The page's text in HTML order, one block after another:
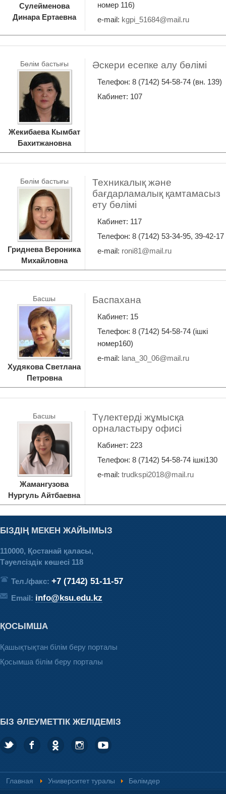
Сулейменова
Динара Ертаевна
номер 116)
e-mail:
Әскери есепке алу бөлімі
Бөлім бастығы
Жекибаева Кымбат
Бахитжановна
Телефон: 8 (7142) 54-58-74 (вн. 139)
Кабинет: 107
Техникалық және
бағдарламалық қамтамасыз
ету бөлімі
Бөлім бастығы
Гриднева Вероника
Михайловна
Кабинет: 117
Телефон: 8 (7142) 53-34-95, 39-42-17
e-mail: roni81@mail.ru
Баспахана
Басшы
Худякова Светлана
Петровна
Кабинет: 15
Телефон: 8 (7142) 54-58-74 (ішкі
номер160)
e-mail: lana_30_06@mail.ru
Түлектерді жұмысқа
орналастыру офисі
Басшы
Жамангузова
Нургуль Айтбаевна
Кабинет: 223
Телефон: 8 (7142) 54-58-74 ішкі130
e-mail: trudkspi2018@mail.ru
БІЗДІҢ МЕКЕН ЖАЙЫМЫЗ
110000, Қостанай қаласы,
Тәуелсіздік көшесі 118
Тел./факс: +7 (7142) 51-11-57
Email: info@ksu.edu.kz
ҚОСЫМША
Қашықтықтан білім беру порталы
Қосымша білім беру порталы
БІЗ ӘЛЕУМЕТТІК ЖЕЛІДЕМІЗ
Главная Университет туралы Бөлімдер